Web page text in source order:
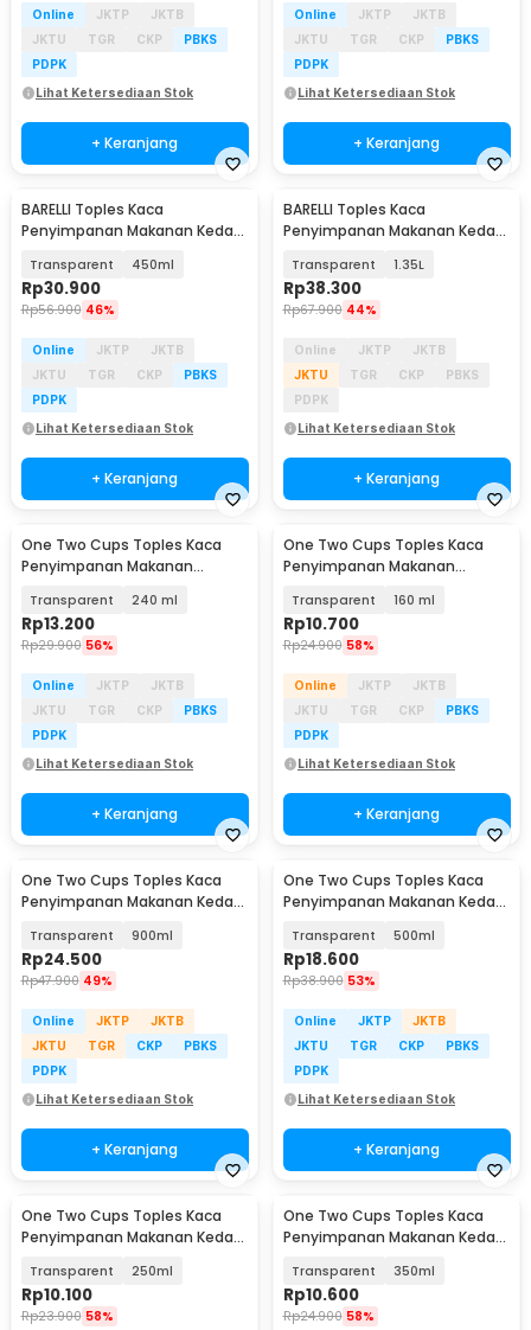
Online JKTP
JKTB
JKTU
TGR CKP
PBKS
PDPK
Lihat Ketersediaan Stok
+ Keranjang
Online JKTP
JKTB
JKTU
TGR CKP
PBKS
PDPK
Lihat Ketersediaan Stok
+ Keranjang
BARELLI Toples Kaca
Penyimpanan Makanan Kedap
BR100
Transparent 450ml
Rp30.900
Rp56.900 46%
Online JKTP
JKTB
JKTU
TGR CKP
PBKS
PDPK
Lihat Ketersediaan Stok
+ Keranjang
BARELLI Toples Kaca
Penyimpanan Makanan Kedap
BR100
Transparent 1.35L
Rp38.300
Rp67.900 44%
Online JKTP
JKTB
JKTU
TGR CKP
PBKS
PDPK
Lihat Ketersediaan Stok
+ Keranjang
One Two Cups Toples Kaca
Penyimpanan Makanan
Transparent 240 ml
Rp13.200
Rp29.900 56%
Online JKTP
JKTB
JKTU
TGR CKP
PBKS
PDPK
Lihat Ketersediaan Stok
+ Keranjang
One Two Cups Toples Kaca
Penyimpanan Makanan
Transparent 160 ml
Rp10.700
Rp24.900 58%
Online JKTP
JKTB
JKTU
TGR CKP
PBKS
PDPK
Lihat Ketersediaan Stok
+ Keranjang
One Two Cups Toples Kaca
Penyimpanan Makanan Kedap
Transparent 900ml
Rp24.500
Rp47.900 49%
Online JKTP
JKTB
JKTU
TGR CKP
PBKS
PDPK
Lihat Ketersediaan Stok
+ Keranjang
One Two Cups Toples Kaca
Penyimpanan Makanan Kedap
Transparent 500ml
Rp18.600
Rp38.900 53%
Online JKTP
JKTB
JKTU
TGR CKP
PBKS
PDPK
Lihat Ketersediaan Stok
+ Keranjang
One Two Cups Toples Kaca
Penyimpanan Makanan Kedap
Transparent 250ml
Rp10.100
Rp23.900 58%
One Two Cups Toples Kaca
Penyimpanan Makanan Kedap
Transparent 350ml
Rp10.600
Rp24.900 58%